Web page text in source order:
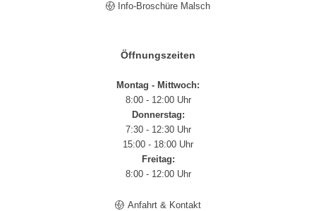
Info-Broschüre Malsch
Öffnungszeiten
Montag - Mittwoch:
8:00 - 12:00 Uhr
Donnerstag:
7:30 - 12:30 Uhr
15:00 - 18:00 Uhr
Freitag:
8:00 - 12:00 Uhr
Anfahrt & Kontakt